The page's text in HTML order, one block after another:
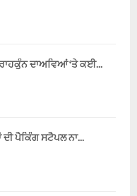
ਦਾਅਵਿਆਂ ‘ਤੇ ਕਈ...
ਦੀ ਪੈਕਿੰਗ ਸਟੈਪਲ ਨਾ...